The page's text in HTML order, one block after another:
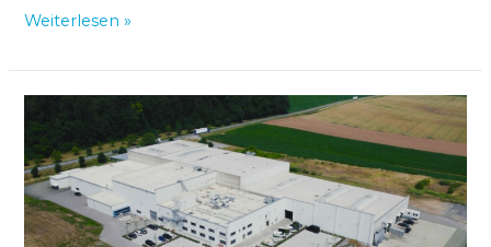
Weiterlesen »
eröffnet
Batteriewerk
in
BW